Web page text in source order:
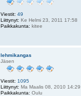
Viestit: 49
Liittynyt: Ke Helmi 23, 2011 17:58
Paikkakunta: kitee
lehmikangas
Jäsen
Viestit: 1095
Liittynyt: Ma Maalis 08, 2010 14:29
Paikkakunta: Oulu